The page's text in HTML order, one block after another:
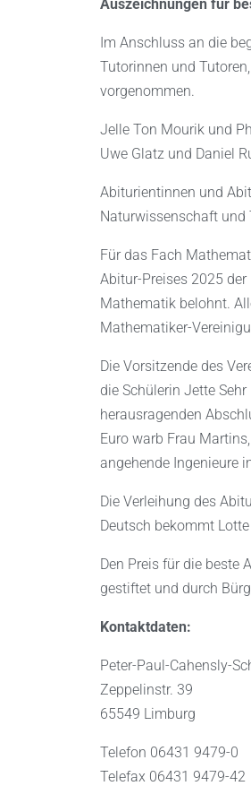
Auszeichnungen für
Im Anschluss an die
Tutorinnen und
vorgenommen.
Jelle Ton Mourik und
Uwe Glatz und Daniel
Abiturientinnen und
Naturwissenschaft und
Für das Fach
Abitur-Preises 2025
Mathematik belohnt.
Mathematiker-
Die Vorsitzende des
die Schülerin Jette
herausragenden
Euro warb Frau
angehende Ingenieure
Die Verleihung des
Deutsch bekommt Lotte
Den Preis für die beste
gestiftet und durch
Kontaktdaten:
Peter-Paul-Cahensly-
Zeppelinstr. 39
65549 Limburg
Telefon 06431 9479-0
Telefax 06431 9479-42